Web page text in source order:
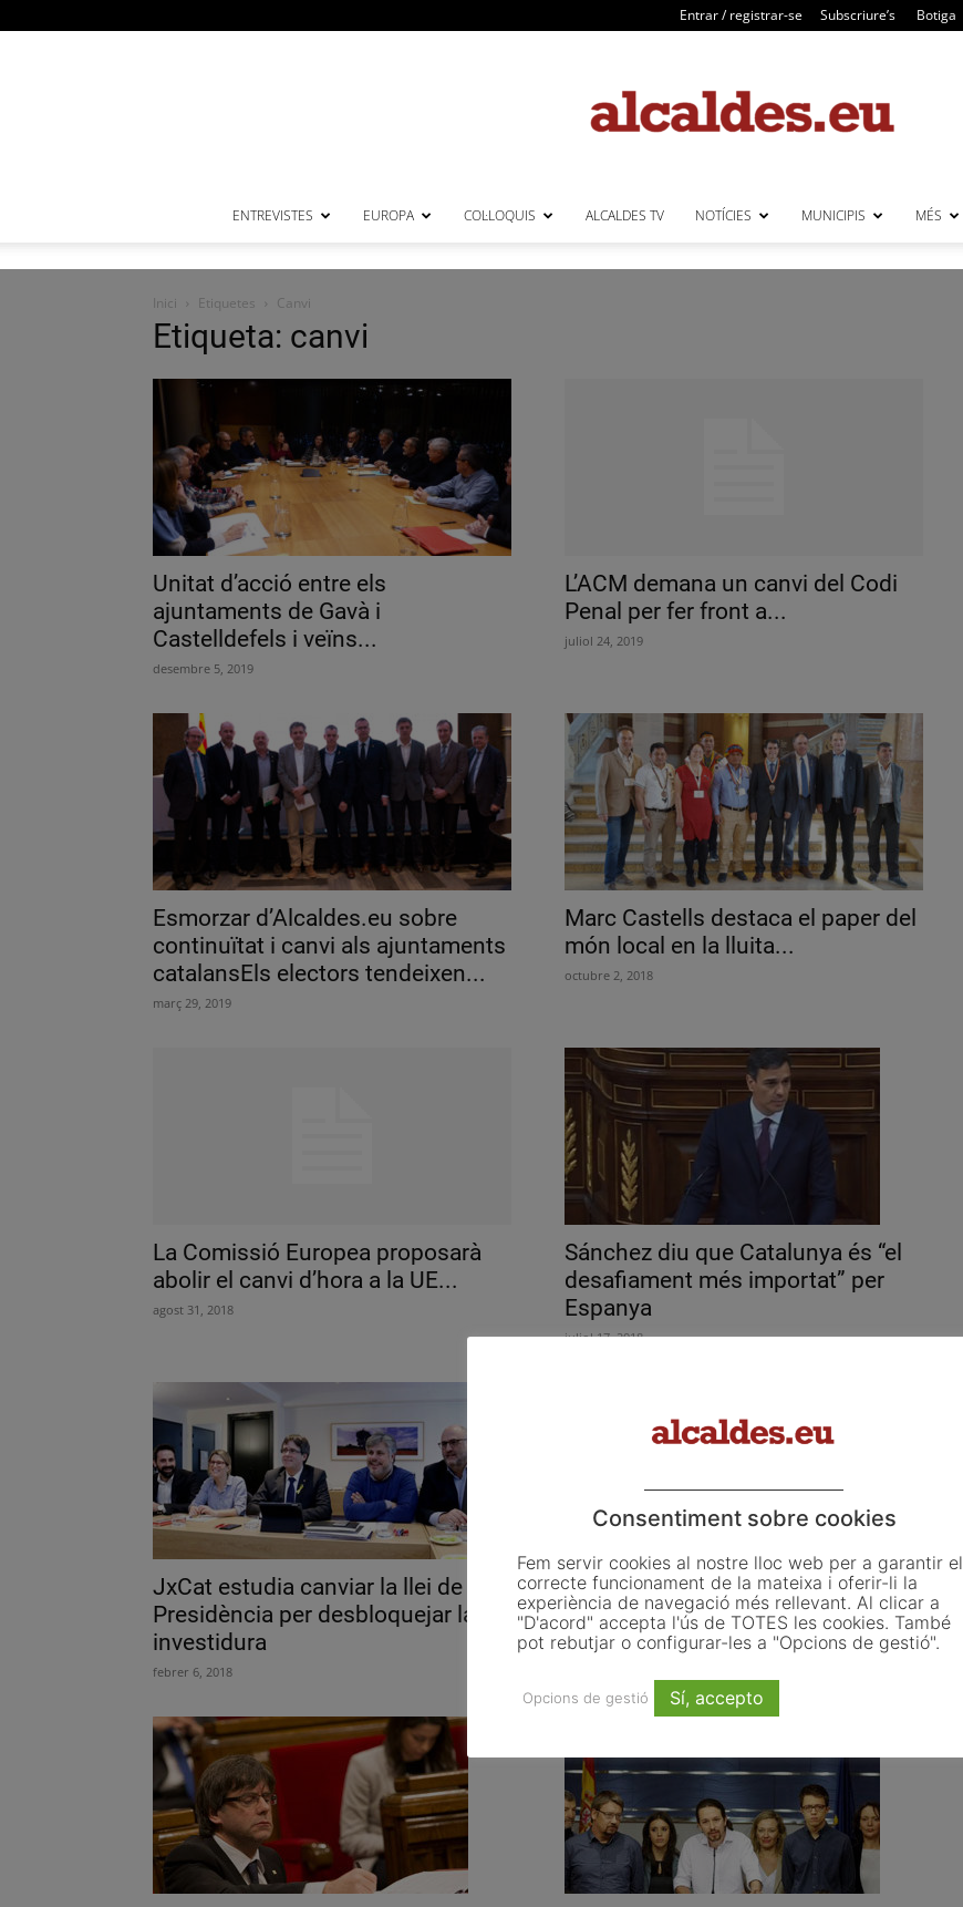
Entrar / registrar-se Subscriure’s Botiga
ENTREVISTES EUROPA COL·LOQUIS ALCALDES TV NOTÍCIES MUNICIPIS MÉS
Inici Etiquetes Canvi
Etiqueta: canvi
Unitat d’acció entre els
ajuntaments de Gavà i
Castelldefels i veïns...
desembre 5, 2019
L’ACM demana un canvi del Codi
Penal per fer front a...
juliol 24, 2019
Esmorzar d’Alcaldes.eu sobre
continuïtat i canvi als ajuntaments
catalansEls electors tendeixen...
març 29, 2019
Marc Castells destaca el paper del
món local en la lluita...
octubre 2, 2018
La Comissió Europea proposarà
abolir el canvi d’hora a la UE...
agost 31, 2018
Sánchez diu que Catalunya és “el
desafiament més importat” per
Espanya
juliol 17, 2018
JxCat estudia canviar la llei de
Presidència per desbloquejar la
investidura
febrer 6, 2018
El Govern denuncia que Foment
vol “maquillar” els retards de
Rodalies...
Consentiment sobre cookies
Fem servir cookies al nostre lloc web per a garantir el
correcte funcionament de la mateixa i oferir-li la
experiència de navegació més rellevant. Al clicar a
"D'acord" accepta l'ús de TOTES les cookies. També
pot rebutjar o configurar-les a "Opcions de gestió".
Opcions de gestió Sí, accepto